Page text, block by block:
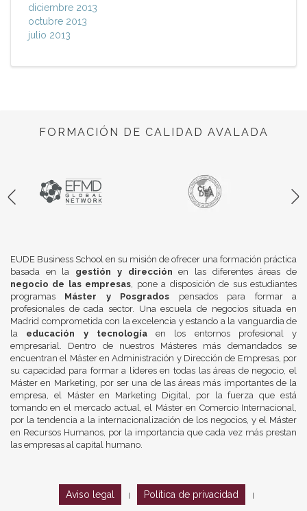
diciembre 2013
octubre 2013
julio 2013
FORMACIÓN DE CALIDAD AVALADA
EUDE Business School en su misión de ofrecer una formación práctica
basada en la gestión y dirección en las diferentes áreas de
negocio de las empresas , pone a disposición de sus estudiantes
programas Máster y Posgrados pensados para formar a
profesionales de cada sector. Una escuela de negocios situada en
Madrid comprometida con la excelencia y estando a la vanguardia de
la educación y tecnologíaen los entornos profesional y
empresarial. Dentro de nuestros Másteres más demandados se
encuentran el Máster en Administración y Dirección de Empresas, por
su capacidad para formar a líderes en todas las áreas de negocio, el
Máster en Marketing, por ser una de las áreas más importantes de la
empresa, el Máster en Marketing Digital, por la fuerza que está
tomando en el mercado actual, el Máster en Comercio Internacional,
por la tendencia a la internacionalización de los negocios, y el Máster
en Recursos Humanos, por la importancia que cada vez más prestan
las empresas al capital humano.
Aviso legal Política de privacidad